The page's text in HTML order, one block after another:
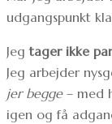
udgangspunkt
Jegtager ikke
Jeg arbejder
jer begge– med
igen og få